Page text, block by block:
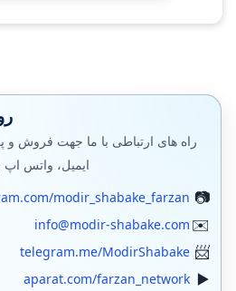
راه های ارتباطی با ما جهت فروش و
ایمیل، واتس
modir_shabake_farzan
info@modir-shabake.com
telegram.me/ModirShabake
aparat.com/farzan_network